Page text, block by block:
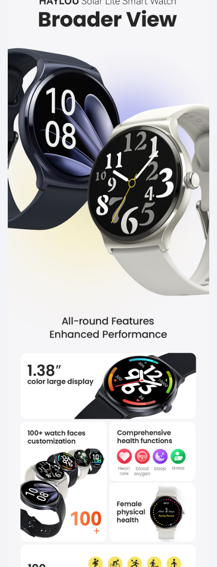
معدل ضربات القلب مع تنبيهات معدل ضربات القلب.
كشف التوتر طوال اليوم
يساعدك اكتشاف الإجهاد طوال اليوم على تحقيق التوازن بين العمل
على التنفس لمساعدتك على استرخاء جسمك وعقلك في الوقت
إدارة الدورة الشهرية للإناث
احصل على تنبؤات وتذكيرات لفترات الخصوبة والحيض القادمة.
عش بأناقة وبدون قلق.
عمر البطارية 20 يومًا
يمكن أن يستمر لأكثر من أسبوع عند شحنه بالكامل. يمكن أن
يصل وضع الاستخدام الأساسي إلى 20 يومًا، لذلك لا داعي للإزعاج
بسبب الشحن المتكرر.